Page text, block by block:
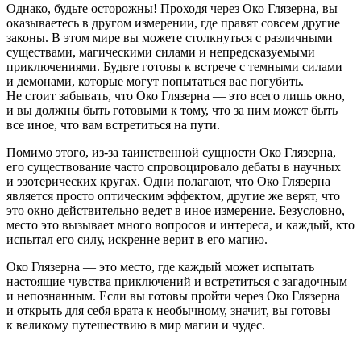
Однако, будьте осторожны! Проходя через Око Глязерна, вы
оказываетесь в другом измерении, где правят совсем другие
законы. В этом мире вы можете столкнуться с различными
существами, магическими силами и непредсказуемыми
приключениями. Будьте готовы к встрече с темными силами
и демонами, которые могут попытаться вас погубить.
Не стоит забывать, что Око Глязерна — это всего лишь окно,
и вы должны быть готовыми к тому, что за ним может быть
все иное, что вам встретиться на пути.
Помимо этого, из-за таинственной сущности Око Глязерна,
его существование часто спровоцировало дебаты в научных
и эзотерических кругах. Одни полагают, что Око Глязерна
является просто оптическим эффектом, другие же верят, что
это окно действительно ведет в иное измерение. Безусловно,
место это вызывает много вопросов и интереса, и каждый, кто
испытал его силу, искренне верит в его магию.
Око Глязерна — это место, где каждый может испытать
настоящие чувства приключений и встретиться с загадочным
и непознанным. Если вы готовы пройти через Око Глязерна
и открыть для себя врата к необычному, значит, вы готовы
к великому путешествию в мир магии и чудес.